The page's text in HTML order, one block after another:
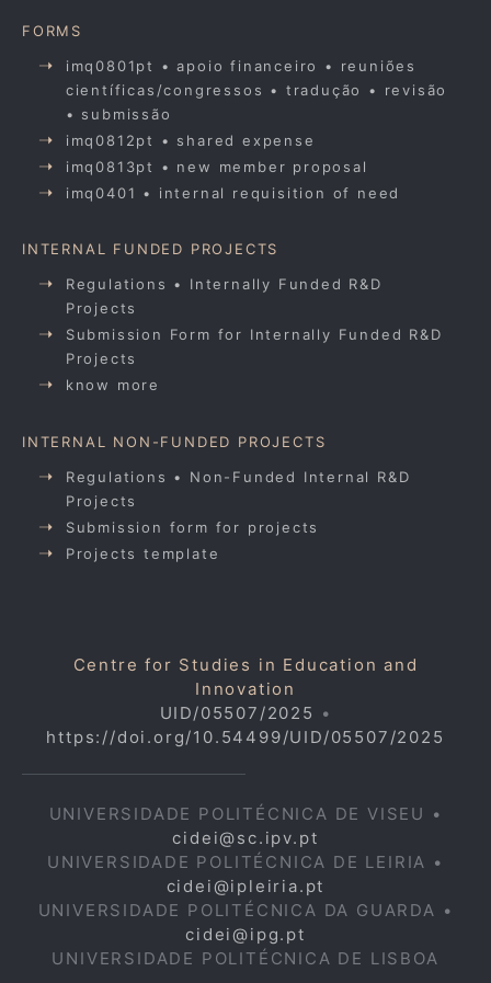
FORMS
imq0801pt • apoio financeiro • reuniões
científicas/congressos • tradução • revisão
• submissão
imq0812pt • shared expense
imq0813pt • new member proposal
imq0401 • internal requisition of need
INTERNAL FUNDED PROJECTS
Regulations • Internally Funded R&D
Projects
Submission Form for Internally Funded R&D
Projects
know more
INTERNAL NON-FUNDED PROJECTS
Regulations • Non-Funded Internal R&D
Projects
Submission form for projects
Projects template
Centre for Studies in Education and
Innovation
UID/05507/2025 •
https://doi.org/10.54499/UID/05507/2025
UNIVERSIDADE POLITÉCNICA DE VISEU •
cidei@sc.ipv.pt
UNIVERSIDADE POLITÉCNICA DE LEIRIA •
cidei@ipleiria.pt
UNIVERSIDADE POLITÉCNICA DA GUARDA •
cidei@ipg.pt
UNIVERSIDADE POLITÉCNICA DE LISBOA